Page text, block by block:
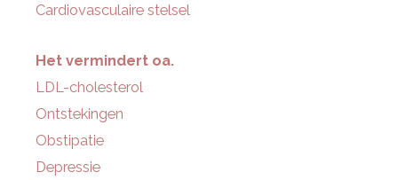
Cardiovasculaire stelsel
Het vermindert oa.
LDL-cholesterol
Ontstekingen
Obstipatie
Depressie